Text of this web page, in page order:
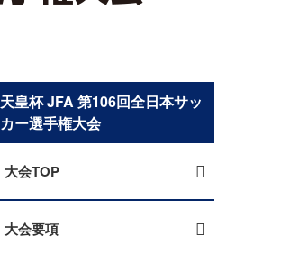
天皇杯 JFA 第106回全日本サッ
カー選手権大会
大会TOP
大会要項